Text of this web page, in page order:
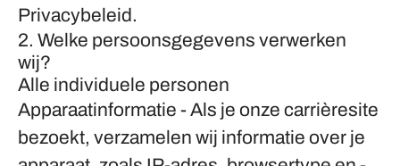
Privacybeleid.
2. Welke persoonsgegevens verwerken
wij?
Alle individuele personen
Apparaatinformatie - Als je onze carrièresite
bezoekt, verzamelen wij informatie over je